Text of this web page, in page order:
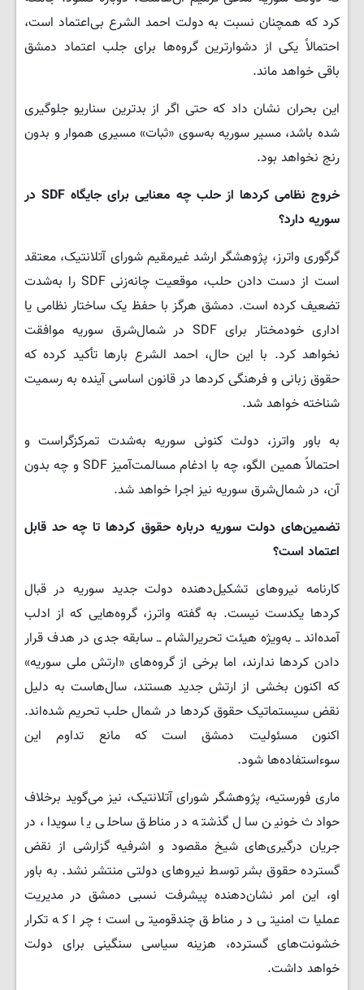
کرد که همچنان نسبت به دولت احمد الشرع بی‌اعتماد است،
احتمالاً یکی از دشوارترین گروه‌ها برای جلب اعتماد دمشق
باقی خواهد ماند.
این بحران نشان داد که حتی اگر از بدترین سناریو جلوگیری
شده باشد، مسیر سوریه به‌سوی «ثبات» مسیری هموار و بدون
رنج نخواهد بود.
خروج نظامی کردها از حلب چه معنایی برای جایگاهSDF
در
سوریه دارد؟
گرگوری واترز، پژوهشگر ارشد غیرمقیم شورای آتلانتیک، معتقد
است از دست دادن حلب، موقعیت چانه‌زنی SDF را به‌شدت
تضعیف کرده است. دمشق هرگز با حفظ یک ساختار نظامی یا
اداری خودمختار برای SDF در شمال‌شرق سوریه موافقت
نخواهد کرد. با این حال، احمد الشرع بارها تأکید کرده که
حقوق زبانی و فرهنگی کردها در قانون اساسی آینده به رسمیت
شناخته خواهد شد.
به باور واترز، دولت کنونی سوریه به‌شدت تمرکزگراست و
احتمالاً همین الگو، چه با ادغام مسالمت‌آمیز SDF و چه بدون
آن، در شمال‌شرق سوریه نیز اجرا خواهد شد.
تضمین‌های دولت سوریه درباره حقوق کردها تا چه حد قابل
اعتماد است؟
کارنامه نیروهای تشکیل‌دهنده دولت جدید سوریه در قبال
کردها یکدست نیست. به گفته واترز، گروه‌هایی که از ادلب
آمده‌اند ــ به‌ویژه هیئت تحریرالشام ــ سابقه جدی در هدف قرار
دادن کردها ندارند، اما برخی از گروه‌های «ارتش ملی سوریه»
که اکنون بخشی از ارتش جدید هستند، سال‌هاست به دلیل
نقض سیستماتیک حقوق کردها در شمال حلب تحریم شده‌اند.
اکنون مسئولیت دمشق است که مانع تداوم این
سوءاستفاده‌ها شود.
ماری فورستیه، پژوهشگر شورای آتلانتیک، نیز می‌گوید برخلاف
حوادث خونین سال گذشته در مناطق ساحلی یا سویدا، در
جریان درگیری‌های شیخ مقصود و اشرفیه گزارشی از نقض
گسترده حقوق بشر توسط نیروهای دولتی منتشر نشد. به باور
او، این امر نشان‌دهنده پیشرفت نسبی دمشق در مدیریت
عملیات امنیتی در مناطق چندقومیتی است؛ چرا که تکرار
خشونت‌های گسترده، هزینه سیاسی سنگینی برای دولت
خواهد داشت.